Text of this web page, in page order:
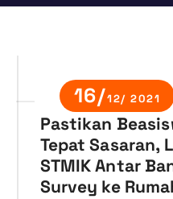
16/12/ 2021
Pastikan
Tepat Sasaran,
STMIK Antar
Survey ke